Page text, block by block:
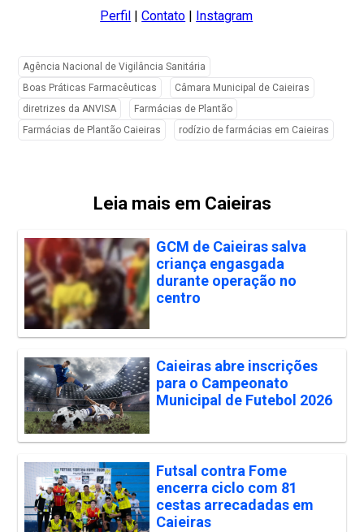
Perfil |Contato Instagram
Agência Nacional de Vigilância Sanitária
Boas Práticas Farmacêuticas
Câmara Municipal de Caieiras
diretrizes da ANVISA
Farmácias de Plantão
Farmácias de Plantão Caieiras
rodízio de farmácias em Caieiras
Leia mais em Caieiras
GCM de Caieiras salva
criança engasgada
durante operação no
centro
Caieiras abre inscrições
para o Campeonato
Municipal de Futebol 2026
Futsal contra Fome
encerra ciclo com 81
cestas arrecadadas em
Caieiras